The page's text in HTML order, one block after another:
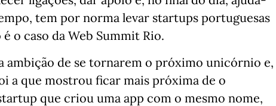
tem por norma levar startups portuguesas
o caso da Web Summit Rio.
ambição de se tornarem o próximo unicórnio e,
a que mostrou ficar mais próxima de o
que criou uma app com o mesmo nome,